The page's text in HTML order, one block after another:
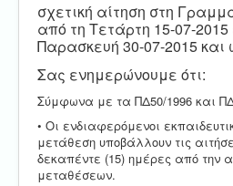
σχετική αίτηση στη
από τη Τετάρτη 15-07-2015
Παρασκευή 30-07-2015 και
Σας ενημερώνουμε ότι:
Σύμφωνα με τα ΠΔ50/1996 και
• Οι ενδιαφερόμενοι
μετάθεση υποβάλλουν τις
δεκαπέντε (15) ημέρες από την
μεταθέσεων.